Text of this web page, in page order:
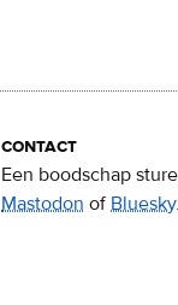
contact
Een boodschap
Mastodon ofBluesky.